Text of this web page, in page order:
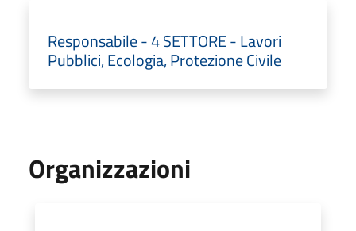
Responsabile - 4 SETTORE - Lavori
Pubblici, Ecologia, Protezione Civile
Organizzazioni